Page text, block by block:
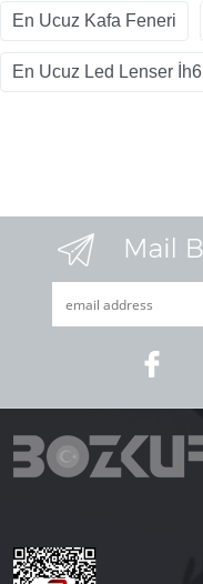
En Ucuz Kafa Feneri
En Ucuz Led Lenser İh6